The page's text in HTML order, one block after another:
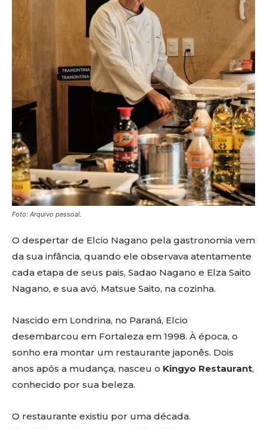
Foto: Arquivo pessoal.
O despertar de Elcio Nagano pela gastronomia vem
da sua infância, quando ele observava atentamente
cada etapa de seus pais, Sadao Nagano e Elza Saito
Nagano, e sua avó, Matsue Saito, na cozinha.
Nascido em Londrina, no Paraná, Elcio
desembarcou em Fortaleza em 1998. À época, o
sonho era montar um restaurante japonês. Dois
anos após a mudança, nasceu o Kingyo Restaurant,
conhecido por sua beleza.
O restaurante existiu por uma década.